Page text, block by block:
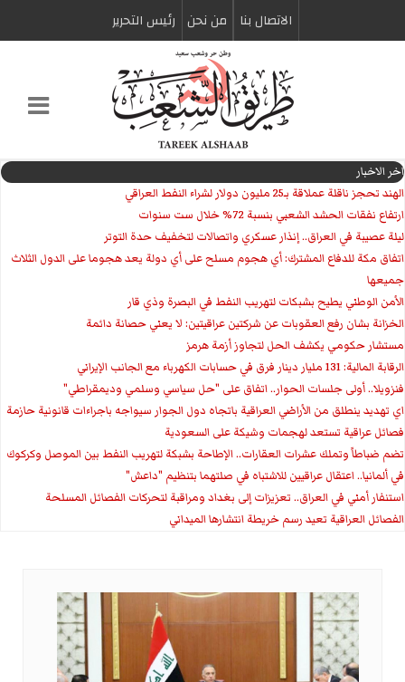
الاتصال بنا من نحن رئیس التحریر
اخر الاخبار
الهند تحجز ناقلة عملاقة بـ25 مليون دولار لشراء النفط العراقي
ارتفاع نفقات الحشد الشعبي بنسبة 72% خلال ست سنوات
ليلة عصيبة في العراق.. إنذار عسكري واتصالات لتخفيف حدة التوتر
‏اتفاق مكة للدفاع المشترك: أي هجوم مسلح على أي دولة يعد هجوما على الدول الثلاث
جميعها
الأمن الوطني يطيح بشبكات لتهريب النفط في البصرة وذي قار
الخزانة بشان رفع العقوبات عن شركتين عراقيتين: لا يعني حصانة دائمة
مستشار حكومي يكشف الحل لتجاوز أزمة هرمز
الرقابة المالية: 131 مليار دينار فرق في حسابات الكهرباء مع الجانب الإيراني
فنزويلا.. أولى جلسات الحوار.. اتفاق على "حل سياسي وسلمي وديمقراطي"
اي تهديد ينطلق من الأراضي العراقية باتجاه دول الجوار سيواجه باجراءات قانونية حازمة
فصائل عراقية تستعد لهجمات وشيكة على السعودية
تضم ضباطاً وتملك عشرات العقارات.. الإطاحة بشبكة لتهريب النفط بين الموصل وكركوك
في ألمانيا.. اعتقال عراقيين للاشتباه في صلتهما بتنظيم "داعش"
استنفار أمني في العراق.. تعزيزات إلى بغداد ومراقبة لتحركات الفصائل المسلحة
الفصائل العراقية تعيد رسم خريطة انتشارها الميداني